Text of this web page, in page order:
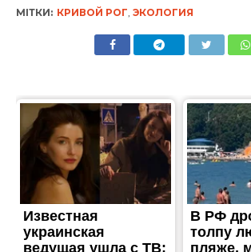
МІТКИ: КРИВОЙ РОГ ЭКОЛОГИЯ